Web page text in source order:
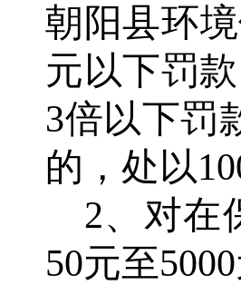
朝阳县环
元以下罚
3倍以下罚
的，处以
2、对在
50元至5000